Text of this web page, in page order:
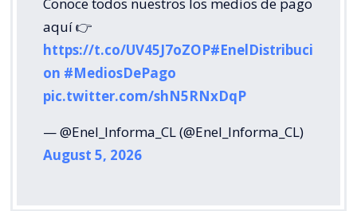
aquí 👉
https://t.co/UV45J7oZOP#EnelDistribuci
on #MediosDePago
pic.twitter.com/shN5RNxDqP
— @Enel_Informa_CL (@Enel_Informa_CL)
August 5, 2026